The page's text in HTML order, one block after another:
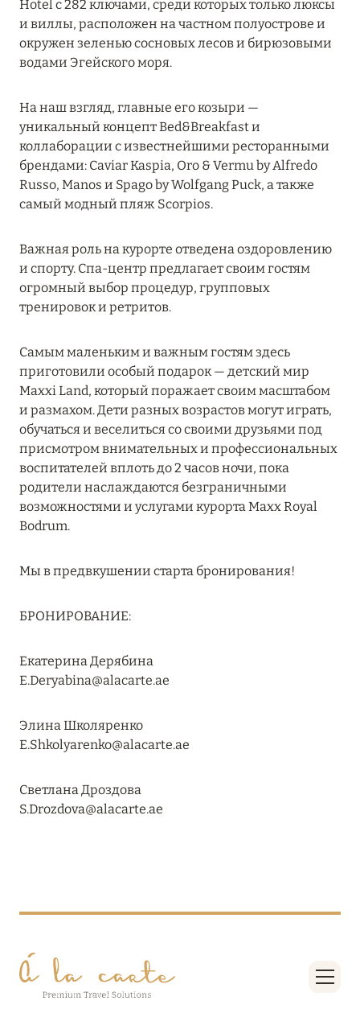
Подробнее
MANDARIN ORIENTAL JUMEIRA — SUITE
NOVEMBER
Подробнее
13 мая 2025
DUBAI AT JUMEIRAH BEACH ПО ЛУЧШИМ
ЦЕНАМ
Подробнее
ATLANTIS THE PALM: НОВЫЙ ПАКЕТ
НАПИТКОВ ДЛЯ HB И FB
Подробнее
13 февраля 2025
MANDARIN ORIENTAL JUMEIRA, DUBAI:
RIXOS PREMIUM SAADIYAT ISLAND ABU DHABI:
Подробнее
27 сентября 2024
27 сентября 2024
Подробнее
Hotel с 282 ключами, среди которых только люксы
и виллы, расположен на частном полуострове и
окружен зеленью сосновых лесов и бирюзовыми
водами Эгейского моря.
На наш взгляд, главные его козыри —
уникальный концепт Bed&Breakfast и
коллаборации с известнейшими ресторанными
брендами: Caviar Kaspia, Oro & Vermu by Alfredo
Russo, Manos и Spago by Wolfgang Puck, а также
самый модный пляж Scorpios.
Важная роль на курорте отведена оздоровлению
и спорту. Спа-центр предлагает своим гостям
огромный выбор процедур, групповых
тренировок и ретритов.
Самым маленьким и важным гостям здесь
приготовили особый подарок — детский мир
Maxxi Land, который поражает своим масштабом
и размахом. Дети разных возрастов могут играть,
обучаться и веселиться со своими друзьями под
присмотром внимательных и профессиональных
воспитателей вплоть до 2 часов ночи, пока
родители наслаждаются безграничными
возможностями и услугами курорта Maxx Royal
Bodrum.
Мы в предвкушении старта бронирования!
БРОНИРОВАНИЕ:
Екатерина Дерябина
E.Deryabina@alacarte.ae
Элина Школяренко
E.Shkolyarenko@alacarte.ae
Светлана Дроздова
S.Drozdova@alacarte.ae